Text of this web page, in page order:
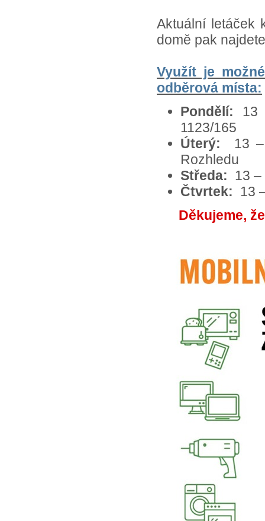
Aktuální letáček
domě pak
Využít je
odběrová místa:
Pondělí: 13
1123/165
Úterý: 13
Rozhledu
Středa: 13
Čtvrtek: 13
Děkujeme,